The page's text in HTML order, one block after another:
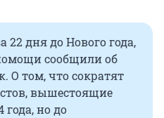
22 дня до Нового года,
сообщили об
О том, что сократят
вышестоящие
года, но до